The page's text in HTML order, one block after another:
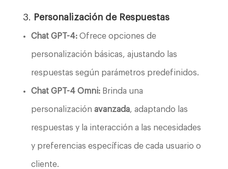
3. Personalización de Respuestas
Chat GPT-4:Ofrece opciones de
personalización básicas, ajustando las
respuestas según parámetros predefinidos.
Chat GPT-4 Omni:Brinda una
personalización avanzada, adaptando las
respuestas y la interacción a las necesidades
y preferencias específicas de cada usuario o
cliente.